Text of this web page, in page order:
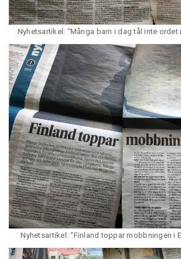
Nyhetsartikel: “Många barn i dag tål inte ordet
Nyhetsartikel: “Finland toppar mobbningen i